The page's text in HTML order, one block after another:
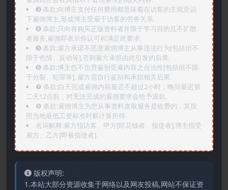
➌️ 条款:向博主支付任何费用都意味着在访客的主观意识
下雇佣博主,形成博主受雇于访客的劳务关系.
➍️ 条款:只向有购买正版资料者并限于学习目的且不扩散
者服务,雇佣即表示你认可和满足此要求.
➎ 条款:雇方承诺不恶意雇佣博主从事违法行为[包括但不
限于色情、反动等],否则雇方承担由此引发的后果.
➏️ 条款:博主也不负责鉴别受雇内容之合法性[包括但不限
于分裂、犯罪等], 雇方需自行鉴别和承担相关后果.
❼ 条款:白天完成雇佣内容最迟不超过2小时，晚间最迟第
二天12点前，对无法完成的雇佣要求会给予退款.
❽ 条款:雇佣博主为您从事资料查取服务是收费的，其按
照当地最低工资标准时薪计算所得.
名词解释:雇方指访客、甲方[即花钱者、指使者],博主指受
雇方、乙方[即被指使者].
版权声明:
1.本站大部分资源收集于网络以及网友投稿,网站不保证资